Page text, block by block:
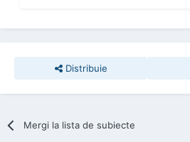
Distribuie
Mergi la lista de subiecte